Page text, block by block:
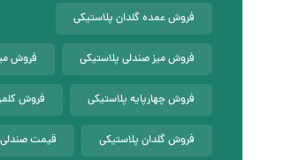
فروش عمده گلدان پلاستیکی
فروش میز صندلی پلاستیکی فروش
فروش چهارپایه پلاستیکی فروش
فروش گلدان پلاستیکی قیمت صندلی